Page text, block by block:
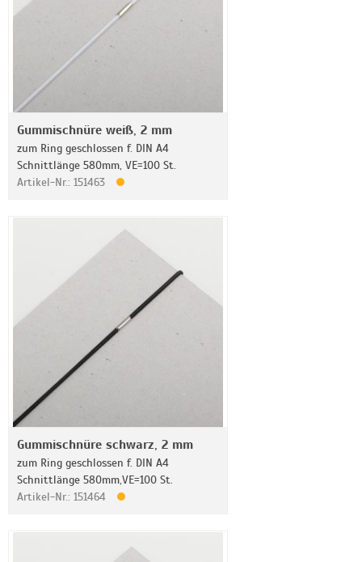
Gummischnüre weiß, 2 mm
zum Ring geschlossen f. DIN A4
Schnittlänge 580mm, VE=100 St.
Artikel-Nr.: 151463
Gummischnüre schwarz, 2 mm
zum Ring geschlossen f. DIN A4
Schnittlänge 580mm,VE=100 St.
Artikel-Nr.: 151464